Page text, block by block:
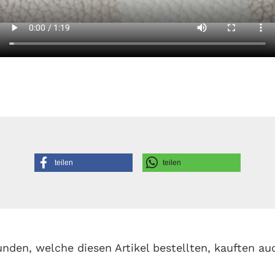
teilen teilen
welche diesen Artikel bestellten, kauften